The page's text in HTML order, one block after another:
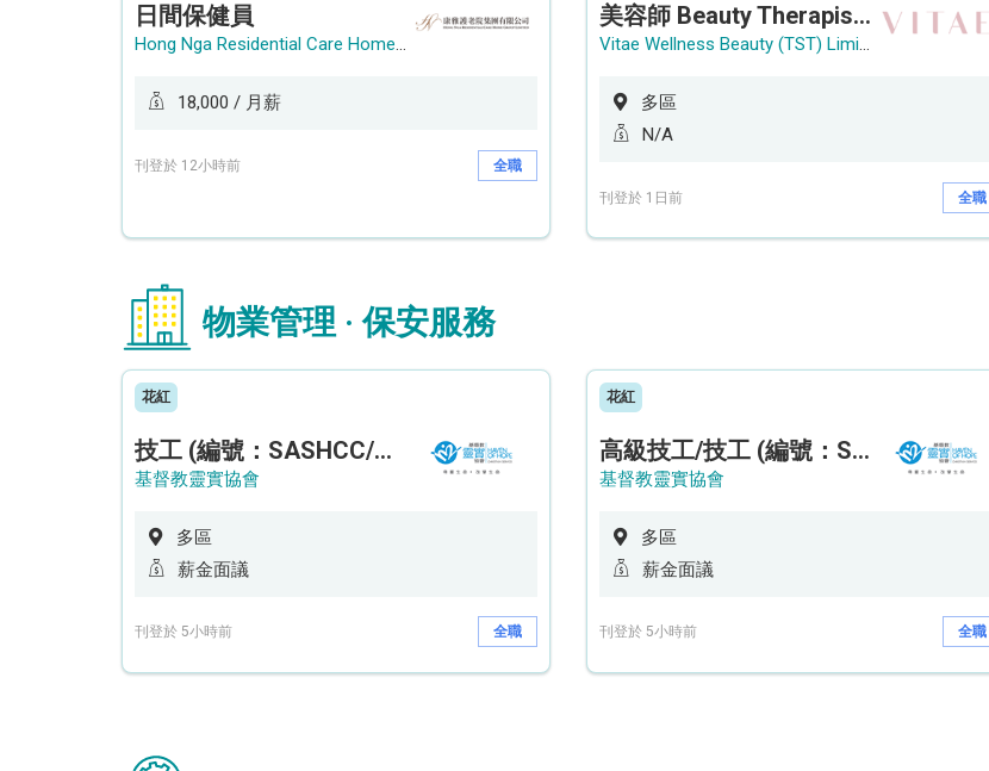
日間保健員
Hong Nga Residential Care Home Group Limited
18,000 / 月薪
刊登於 12小時前 全職
美容師 Beauty Therapist (銅鑼灣 / 尖沙咀)
Vitae Wellness Beauty (TST) Limited
多區
N/A
刊登於 1日前 全職
物業管理 · 保安服務
花紅
技工 (編號：SASHCC/A/CTE)
基督教靈實協會
多區
薪金面議
刊登於 5小時前 全職
花紅
高級技工/技工 (編號：SSO/FM/A/CTE)
基督教靈實協會
多區
薪金面議
刊登於 5小時前 全職